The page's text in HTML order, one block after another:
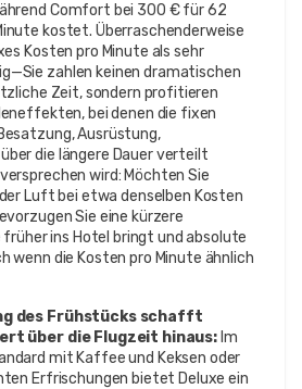
Comfort bei 300 € für 62
kostet. Überraschenderweise
Kosten pro Minute als sehr
zahlen keinen dramatischen
Zeit, sondern profitieren
bei denen die fixen
Ausrüstung,
die längere Dauer verteilt
wird: Möchten Sie
Luft bei etwa denselben Kosten
Sie eine kürzere
früher ins Hotel bringt und absolute
wenn die Kosten pro Minute ähnlich
des Frühstücks schafft
über die Flugzeit hinaus:Im
mit Kaffee und Keksen oder
Erfrischungen bietet Deluxe ein